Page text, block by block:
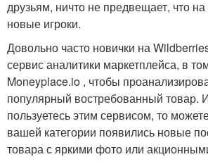
друзьям, ничто не предвещает, что
новые игроки.
Довольно часто новички на
сервис аналитики маркетплейса, в
Moneyplace.io , чтобы
популярный востребованный товар.
пользуетесь этим сервисом, то
вашей категории появились новые
товара с яркими фото или